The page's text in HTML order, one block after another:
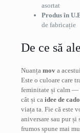
asortat
Produs în
de fabricație
De ce să
Nuanța mov a
Este o culoare care
feminitate și calm —
cât și ca idee de
viața ta. Fie că este
aniversare sau pur
frumos spune mai